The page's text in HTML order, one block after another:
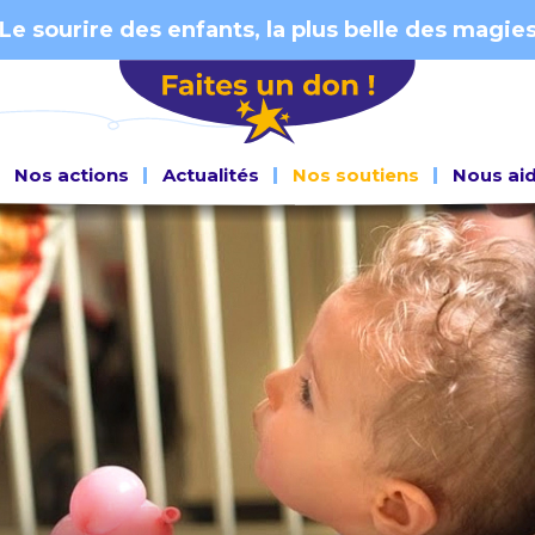
Le sourire des enfants, la plus belle des
Nos actions Actualités Nos soutiens Nous